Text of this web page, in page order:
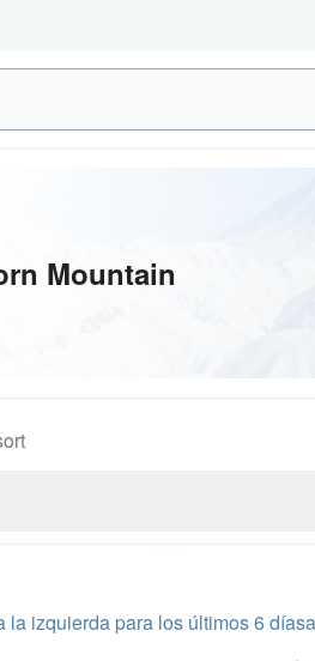
Mountain
la izquierda para los últimos 6 días